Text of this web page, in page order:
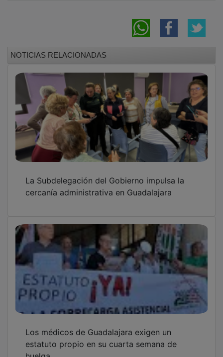
cercanía administrativa en Guadalajara
estatuto propio en su cuarta semana de
huelga